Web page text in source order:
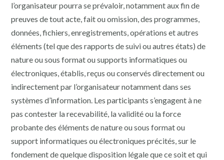
l’organisateur pourra se prévaloir, notamment aux fin de
preuves de tout acte, fait ou omission, des programmes,
données, fichiers, enregistrements, opérations et autres
éléments (tel que des rapports de suivi ou autres états) de
nature ou sous format ou supports informatiques ou
électroniques, établis, reçus ou conservés directement ou
indirectement par l’organisateur notamment dans ses
systèmes d’information. Les participants s’engagent à ne
pas contester la recevabilité, la validité ou la force
probante des éléments de nature ou sous format ou
support informatiques ou électroniques précités, sur le
fondement de quelque disposition légale que ce soit et qui